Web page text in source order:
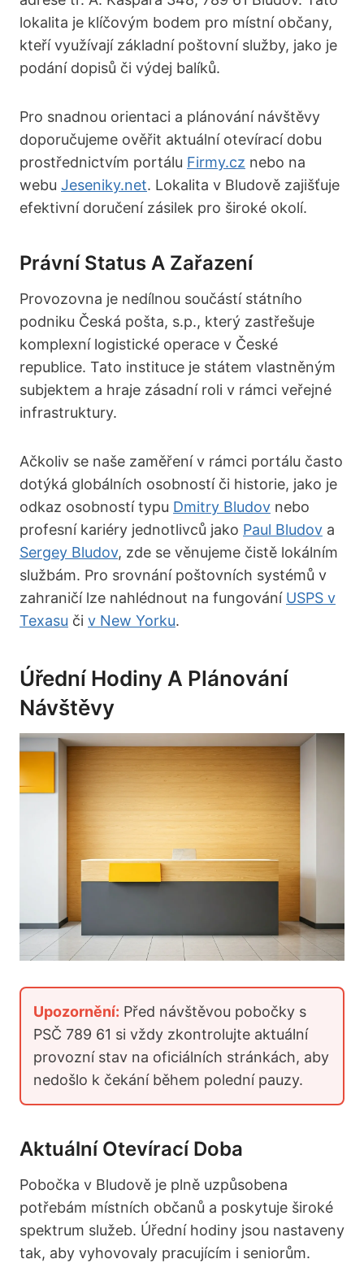
lokalita je klíčovým bodem pro místní občany,
kteří využívají základní poštovní služby, jako je
podání dopisů či výdej balíků.
Pro snadnou orientaci a plánování návštěvy
doporučujeme ověřit aktuální otevírací dobu
prostřednictvím portálu Firmy.cz nebo na
webu Jeseniky.net. Lokalita v Bludově zajišťuje
efektivní doručení zásilek pro široké okolí.
Právní Status A Zařazení
Provozovna je nedílnou součástí státního
podniku Česká pošta, s.p., který zastřešuje
komplexní logistické operace v České
republice. Tato instituce je státem vlastněným
subjektem a hraje zásadní roli v rámci veřejné
infrastruktury.
Ačkoliv se naše zaměření v rámci portálu často
dotýká globálních osobností či historie, jako je
odkaz osobností typu Dmitry Bludov nebo
profesní kariéry jednotlivců jako Paul Bludov a
Sergey Bludov, zde se věnujeme čistě lokálním
službám. Pro srovnání poštovních systémů v
zahraničí lze nahlédnout na fungování USPS v
Texasu či v New Yorku.
Úřední Hodiny A Plánování
Návštěvy
Upozornění: Před návštěvou pobočky s
PSČ 789 61 si vždy zkontrolujte aktuální
provozní stav na oficiálních stránkách, aby
nedošlo k čekání během polední pauzy.
Aktuální Otevírací Doba
Pobočka v Bludově je plně uzpůsobena
potřebám místních občanů a poskytuje široké
spektrum služeb. Úřední hodiny jsou nastaveny
tak, aby vyhovovaly pracujícím i seniorům.